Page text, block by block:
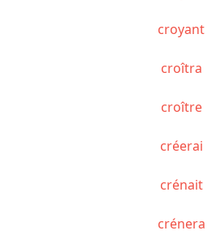
croyant
croîtra
croître
créerai
crénait
crénera